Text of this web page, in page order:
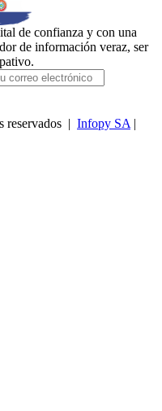
de confianza y con una
de información veraz, ser
reservados | Infopy SA |